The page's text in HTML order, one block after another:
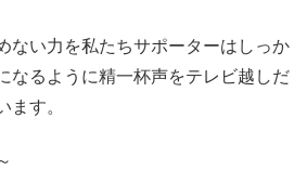
ない力を私たちサポーターはしっか
なるように精一杯声をテレビ越しだ
ます。